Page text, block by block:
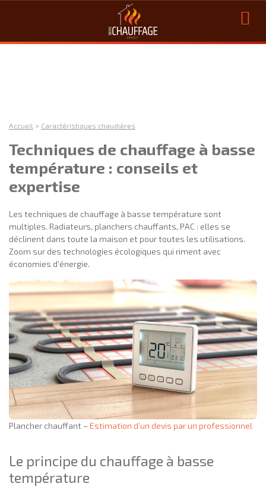
Accueil > Caractéristiques chaudières
Techniques de chauffage à basse
température : conseils et
expertise
Les techniques de chauffage à basse température sont
multiples. Radiateurs, planchers chauffants, PAC : elles se
déclinent dans toute la maison et pour toutes les utilisations.
Zoom sur des technologies écologiques qui riment avec
économies d’énergie.
Plancher chauffant – Estimation d’un devis par un professionnel
Le principe du chauffage à basse
température